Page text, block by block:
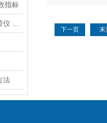
指标
法
下一页 末